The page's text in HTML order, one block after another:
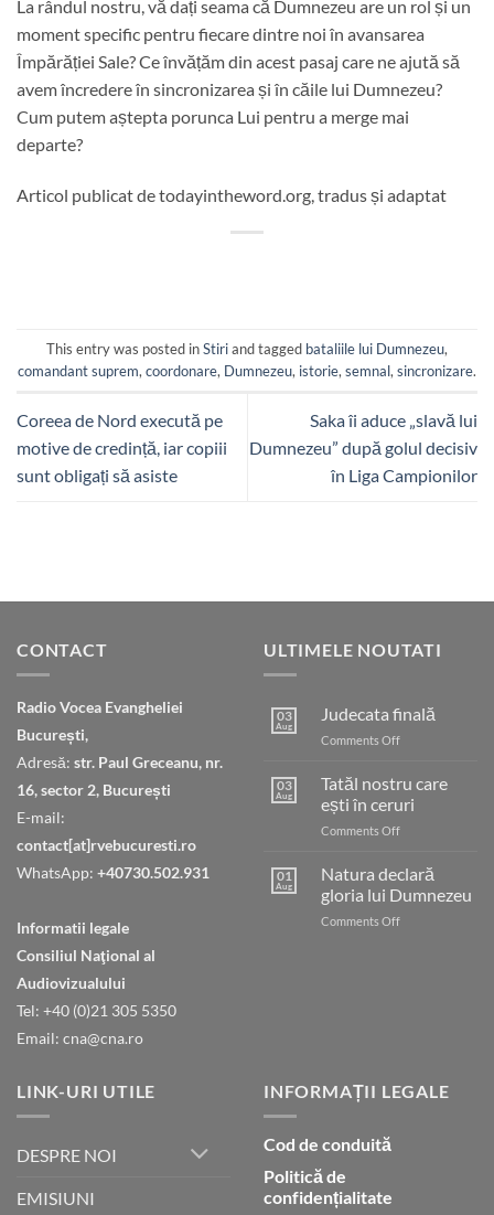
La rândul nostru, vă dați seama că Dumnezeu are un rol și un
moment specific pentru fiecare dintre noi în avansarea
Împărăției Sale? Ce învățăm din acest pasaj care ne ajută să
avem încredere în sincronizarea și în căile lui Dumnezeu?
Cum putem aștepta porunca Lui pentru a merge mai
departe?
Articol publicat de todayintheword.org, tradus și adaptat
This entry was posted inStiriand tagged bataliile lui Dumnezeu,
comandant suprem, coordonare, Dumnezeu, istorie, semnal, sincronizare.
Coreea de Nord execută pe
motive de credință, iar copiii
sunt obligați să asiste
Saka îi aduce „slavă lui
Dumnezeu” după golul decisiv
în Liga Campionilor
CONTACT
Radio Vocea Evangheliei
București,
Adresă: str. Paul Greceanu, nr.
16, sector 2, București
E-mail:
contact[at]rvebucuresti.ro
WhatsApp: +40730.502.931
Informatii legale
Consiliul Naţional al
Audiovizualului
Tel: +40 (0)21 305 5350
Email: cna@cna.ro
ULTIMELE NOUTATI
03
Aug
Judecata finală
Comments Offon
03
Aug
Tatăl nostru care
ești în ceruri
Comments Offon
nostru
ești
în
01
Aug
Natura declară
gloria lui Dumnezeu
Comments Offon
LINK-URI UTILE
DESPRE NOI
EMISIUNI
INFORMAȚII LEGALE
Cod de conduită
Politică de
confidențialitate